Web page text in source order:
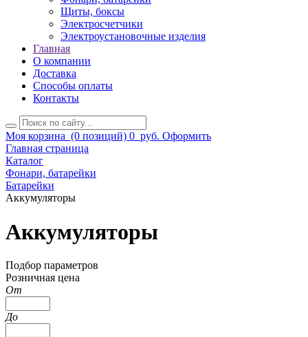
Щиты, боксы
Электросчетчики
Электроустановочные изделия
Главная
О компании
Доставка
Способы оплаты
Контакты
Моя корзина (0 позиций) 0 руб. Оформить
Главная страница
Каталог
Фонари, батарейки
Батарейки
Аккумуляторы
Аккумуляторы
Подбор параметров
Розничная цена
От
До